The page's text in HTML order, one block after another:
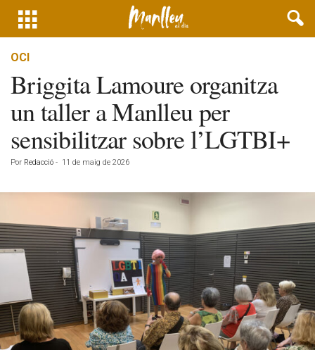
OCI
Briggita Lamoure organitza
un taller a Manlleu per
sensibilitzar sobre l’LGTBI+
Por Redacció - 11 de maig de 2026